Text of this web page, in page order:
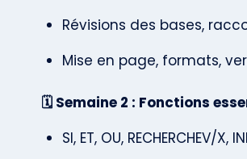
Révisions des bases,
Mise en page, formats,
🗓️ Semaine 2 : Fonctions
SI, ET, OU, RECHERCHEV/X,